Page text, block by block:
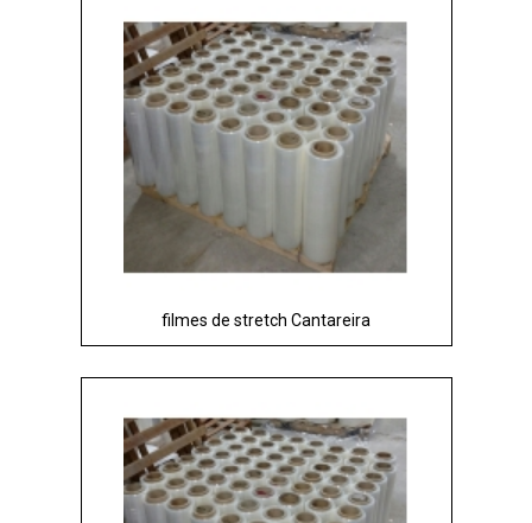
filmes de stretch Cantareira